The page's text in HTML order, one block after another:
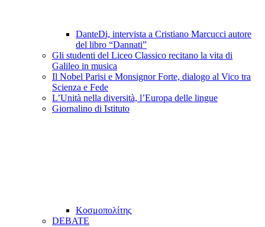
DanteDi, intervista a Cristiano Marcucci autore
del libro “Dannati”
Gli studenti del Liceo Classico recitano la vita di
Galileo in musica
Il Nobel Parisi e Monsignor Forte, dialogo al Vico tra
Scienza e Fede
L’Unità nella diversità, l’Europa delle lingue
Giornalino di Istituto
Κοσμοπολίτης
DEBATE